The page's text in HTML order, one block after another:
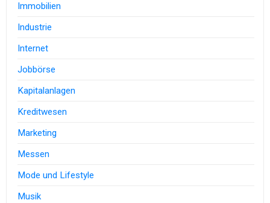
Immobilien
Industrie
Internet
Jobbörse
Kapitalanlagen
Kreditwesen
Marketing
Messen
Mode und Lifestyle
Musik